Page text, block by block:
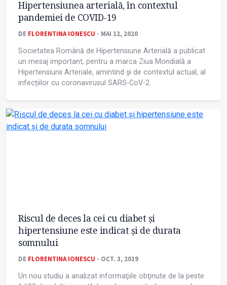
Hipertensiunea arterială, în contextul
pandemiei de COVID-19
DE FLORENTINA IONESCU - MAI 12, 2020
Societatea Română de Hipertensiune Arterială a publicat
un mesaj important, pentru a marca Ziua Mondială a
Hipertensiunii Arteriale, amintind și de contextul actual, al
infecțiilor cu coronavirusul SARS-CoV-2.
Riscul de deces la cei cu diabet şi
hipertensiune este indicat și de durata
somnului
DE FLORENTINA IONESCU - OCT. 3, 2019
Un nou studiu a analizat informaţiile obţinute de la peste